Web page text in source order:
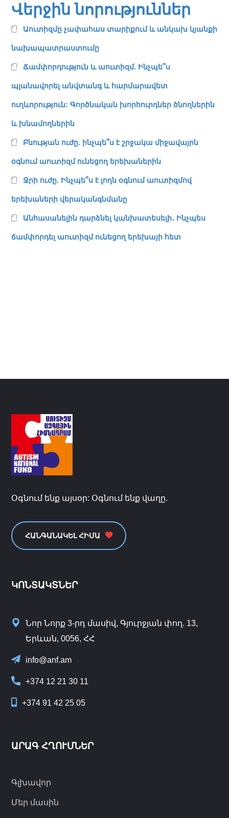
Վերջին նորություններ
Աուտիզմը չափահաս տարիքում և անկախ կյանքի
նախապատրաստումը
Ճամփորդություն և աուտիզմ. Ինչպե՞ս
պլանավորել անվտանգ և հարմարավետ
ուղևորություն: Գործնական խորհուրդներ ծնողներին
և խնամողներին
Բնության ուժը. ինչպե՞ս է շրջակա միջավայրն
օգնում աուտիզմ ունեցող երեխաներին
Ջրի ուժը. Ինչպե՞ս է լողն օգնում աուտիզմով
երեխաների վերականգնմանը
Անհասանելին դարձնել կանխատեսելի․ Ինչպես
ճամփորդել աուտիզմ ունեցող երեխայի հետ
Օգնում ենք այսօր: Օգնում ենք վաղը.
ՀԱՆԳԱՆԱԿԵԼ ՀԻՄԱ
ԿՈՆՏԱԿՏՆԵՐ
Նոր Նորք 3-րդ մասիվ, Գյուրջյան փող. 13,
Երևան, 0056, ՀՀ
info@anf.am
+374 12 21 30 11
+374 91 42 25 05
ԱՐԱԳ ՀՂՈՒՄՆԵՐ
Գլխավոր
Մեր մասին